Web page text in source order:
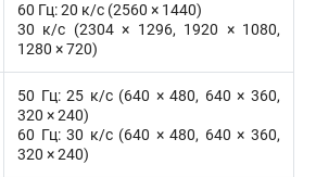
60 Гц: 20 к/с (2560 × 1440)
30 к/с (2304 × 1296, 1920 × 1080,
1280 × 720)
50 Гц: 25 к/с (640 × 480, 640 × 360,
320 × 240)
60 Гц: 30 к/с (640 × 480, 640 × 360,
320 × 240)